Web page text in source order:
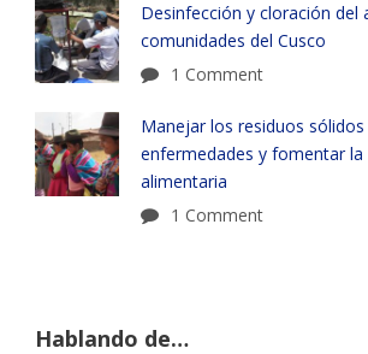
Desinfección y cloración del
comunidades del Cusco
1 Comment
Manejar los residuos
enfermedades y fomentar la
alimentaria
1 Comment
Hablando de…